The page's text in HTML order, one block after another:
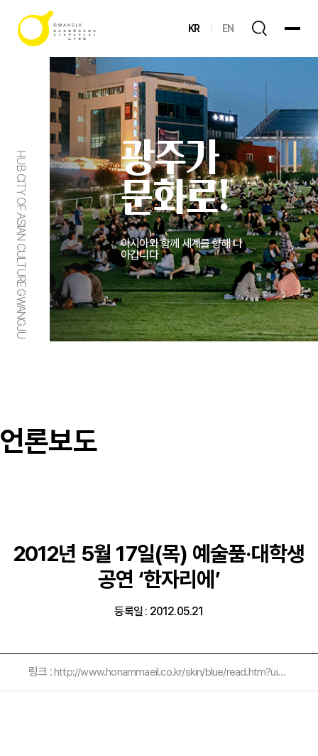
KR EN
HUB CITY OF ASIAN CULTURE GWANGJU
광주가
문화로!
아시아와 함께 세계를 향해 나
아갑니다
언론보도
2012년 5월 17일(목) 예술품·대학생
공연 ‘한자리에’
등록일 : 2012.05.21
링크 :http://www.honammaeil.co.kr/skin/blue/read.htm?uid=582611